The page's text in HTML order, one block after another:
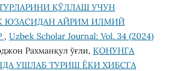
ҚЎЛЛАШ УЧУН
ЮЗАСИДАН АЙРИМ ИЛМИЙ
, Uzbek Scholar Journal: Vol. 34 (2024)
Рахманқул ўғли, ҚОНУНГА
УШЛАБ ТУРИШ ЁКИ ҲИБСГА